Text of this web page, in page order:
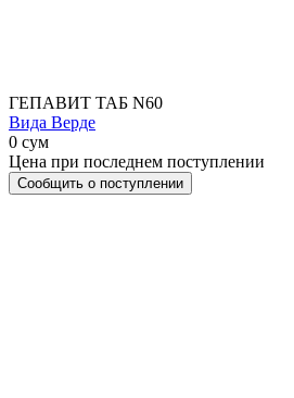
ГЕПАВИТ ТАБ N60
Вида Верде
0 сум
Цена при последнем поступлении
Сообщить о поступлении